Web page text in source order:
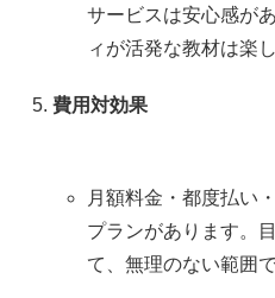
サービスは安心感が
ィが活発な教材は楽
費用対効果
月額料金・都度払い
プランがあります。
て、無理のない範囲